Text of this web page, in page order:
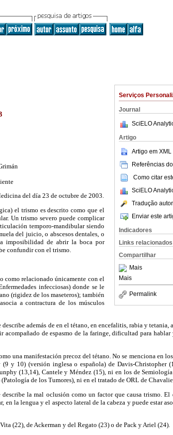
Serviços
Journal
SciELO
Artigo
Artigo em XML
Referências
Como citar
SciELO
Tradução
Enviar este
Indicadores
Links relacionados
Compartilhar
Mais
Mais
Permalink
del día 23 de octubre de 2003.
el trismo es descrito como que el
Un trismo severo puede complicar
temporo-mandibular siendo
del juicio, o abscesos dentales, o
imposibilidad de abrir la boca por
confundir con el trismo.
como relacionado únicamente con el
infecciosas) donde se le
(rigidez de los maseteros); también
a contractura de los músculos
además de en el tétano, en encefalitis, rabia y tetania,
de espasmo de la faringe, dificultad para hablar
una manifestación precoz del tétano. No se menciona en
y 10) (versión inglesa o española) de Davis-Christopher
(13,14), Cantele y Méndez (15), ni en los de
de los Tumores), ni en el tratado de ORL de
la mal oclusión como un factor que causa trismo. El
la lengua y el aspecto lateral de la cabeza y puede estar
(22), de Ackerman y del Regato (23) o de Pack y Ariel (24).